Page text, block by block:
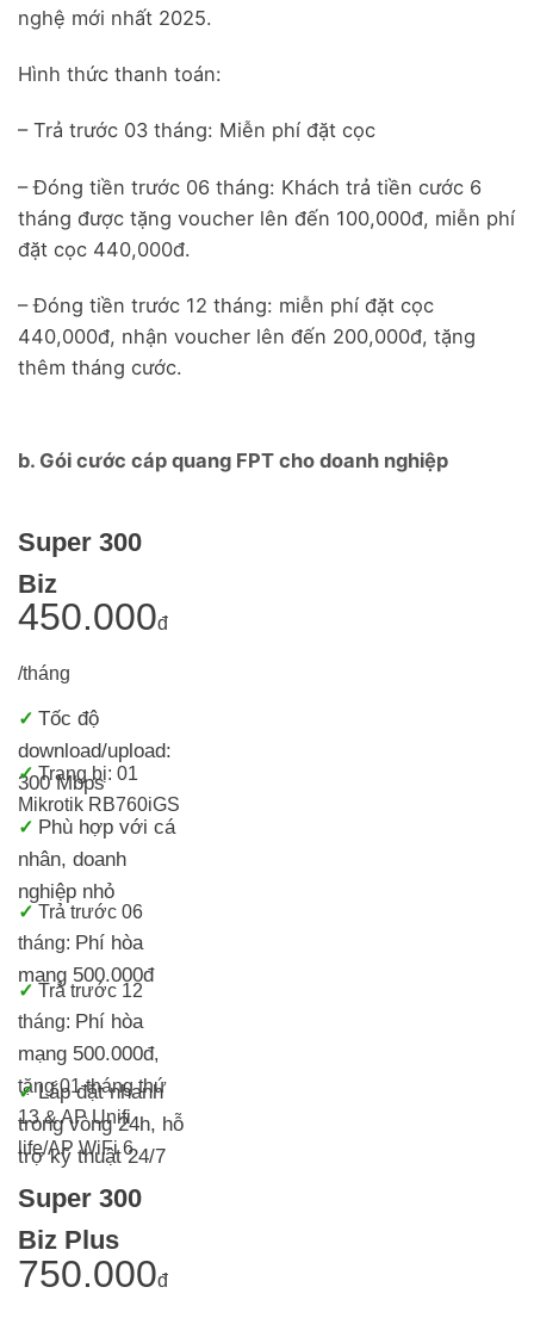
nghệ mới nhất 2025.
Hình thức thanh toán:
– Trả trước 03 tháng: Miễn phí đặt cọc
– Đóng tiền trước 06 tháng: Khách trả tiền cước 6
tháng được tặng voucher lên đến 100,000đ, miễn phí
đặt cọc 440,000đ.
– Đóng tiền trước 12 tháng: miễn phí đặt cọc
440,000đ, nhận voucher lên đến 200,000đ, tặng
thêm tháng cước.
b. Gói cước cáp quang FPT cho doanh nghiệp
Super 300
Biz
450.000đ
/tháng
✓ Tốc độ
download/upload:
300 Mbps
✓Trang bị: 01
Mikrotik RB760iGS
✓ Phù hợp với cá
nhân, doanh
nghiệp nhỏ
✓ Trả trước 06
tháng: Phí hòa
mạng 500.000đ
✓ Trả trước 12
tháng: Phí hòa
mạng 500.000đ,
tặng 01 tháng thứ
13 & AP Unifi
life/AP WiFi 6
✓ Lắp đặt nhanh
trong vòng 24h, hỗ
trợ kỹ thuật 24/7
Super 300
Biz Plus
750.000đ